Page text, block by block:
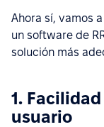
Ahora sí, vamos
un software de
solución más
1.
usuario